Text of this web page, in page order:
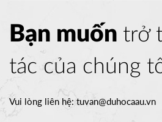
Bạn muốn trở
tác của chúng
Vui lòng liên hệ:tuvan@duhocaau.vn